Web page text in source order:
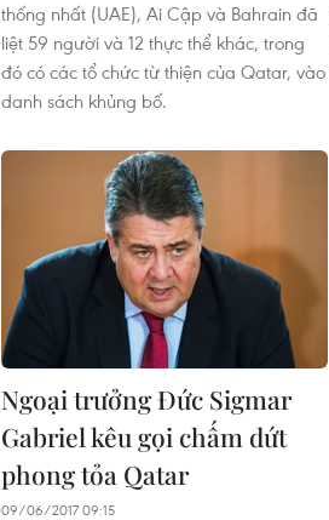
thống nhất (UAE), Ai Cập và Bahrain đã
liệt 59 người và 12 thực thể khác, trong
đó có các tổ chức từ thiện của Qatar, vào
danh sách khủng bố.
Ngoại trưởng Đức Sigmar
Gabriel kêu gọi chấm dứt
phong tỏa Qatar
09/06/2017 09:15